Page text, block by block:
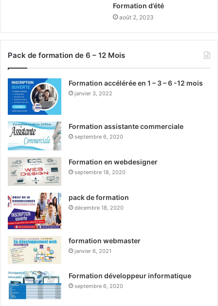
Formation d’été
août 2, 2023
Pack de formation de 6 – 12 Mois
Formation accélérée en 1 – 3 – 6 -12 mois
janvier 3, 2022
Formation assistante commerciale
septembre 6, 2020
Formation en webdesigner
septembre 18, 2020
pack de formation
décembre 18, 2020
formation webmaster
janvier 6, 2021
Formation développeur informatique
septembre 6, 2020